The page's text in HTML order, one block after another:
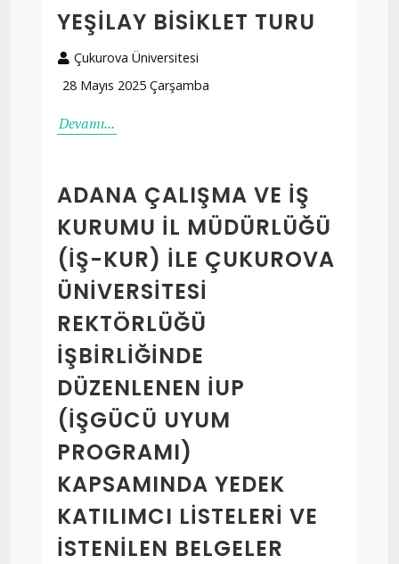
YEŞILAY BISIKLET TURU
Çukurova Üniversitesi
28 Mayıs 2025 Çarşamba
Devamı...
ADANA ÇALIŞMA VE İŞ
KURUMU İL MÜDÜRLÜĞÜ
(İŞ-KUR) İLE ÇUKUROVA
ÜNİVERSİTESİ
REKTÖRLÜĞÜ
İŞBİRLİĞİNDE
DÜZENLENEN İUP
(İŞGÜCÜ UYUM
PROGRAMI)
KAPSAMINDA YEDEK
KATILIMCI LİSTELERİ VE
İSTENİLEN BELGELER